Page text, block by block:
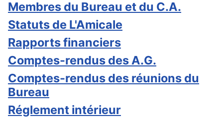
Membres du Bureau et du C.A.
Statuts de L'Amicale
Rapports financiers
Comptes-rendus des A.G.
Comptes-rendus des réunions du
Bureau
Réglement intérieur